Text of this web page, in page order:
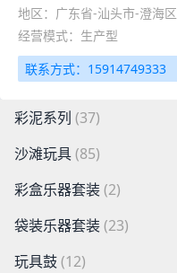
地区：广东省-汕头市-澄海区
经营模式：生产型
联系方式：15914749333
彩泥系列 (37)
沙滩玩具(85)
彩盒乐器套装(2)
袋装乐器套装(23)
玩具鼓(12)